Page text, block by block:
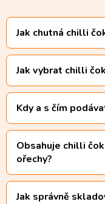
Jak chutná chilli
Jak vybrat chilli
Kdy a s čím
Obsahuje chilli
ořechy?
Jak správně